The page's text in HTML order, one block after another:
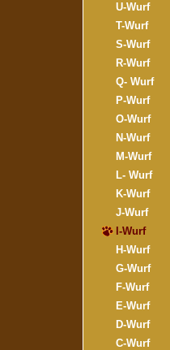
U-Wurf
T-Wurf
S-Wurf
R-Wurf
Q- Wurf
P-Wurf
O-Wurf
N-Wurf
M-Wurf
L- Wurf
K-Wurf
J-Wurf
I-Wurf
H-Wurf
G-Wurf
F-Wurf
E-Wurf
D-Wurf
C-Wurf